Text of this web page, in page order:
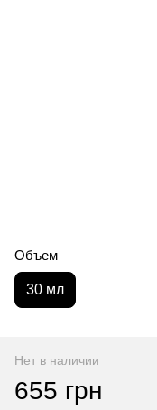
Объем
30 мл
Нет в наличии
655 грн